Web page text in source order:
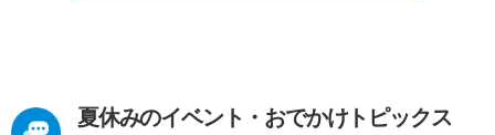
夏休みのイベント・おでかけトピックス